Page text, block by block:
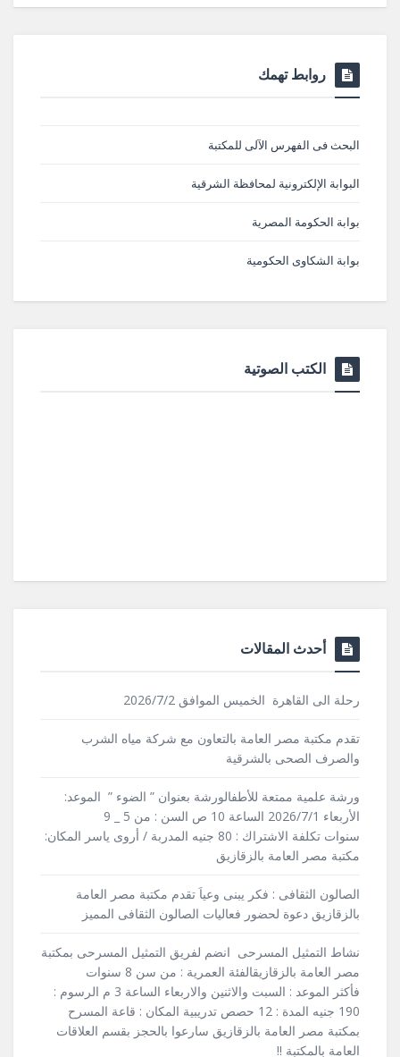
روابط تهمك
البحث فى الفهرس الآلى للمكتبة
البوابة الإلكترونية لمحافظة الشرقية
بوابة الحكومة المصرية
بوابة الشكاوى الحكومية
الكتب الصوتية
أحدث المقالات
رحلة الى القاهرة الخميس الموافق 2026/7/2
تقدم مكتبة مصر العامة بالتعاون مع شركة مياه الشرب
والصرف الصحى بالشرقية
ورشة علمية ممتعة للأطفالورشة بعنوان ” الضوء ” الموعد:
الأربعاء 2026/7/1 الساعة 10 ص السن : من 5 _ 9
سنوات تكلفة الاشتراك : 80 جنيه المدربة / أروى ياسر المكان:
مكتبة مصر العامة بالزقازيق
الصالون الثقافى : فكر يبنى وعياَ تقدم مكتبة مصر العامة
بالزقازيق دعوة لحضور فعاليات الصالون الثقافى المميز
نشاط التمثيل المسرحى انضم لفريق التمثيل المسرحى بمكتبة
مصر العامة بالزقازيقالفئة العمرية : من سن 8 سنوات
فأكثر الموعد : السبت والاثنين والاربعاء الساعة 3 م الرسوم :
190 جنيه المدة : 12 حصص تدريبية المكان : قاعة المسرح
بمكتبة مصر العامة بالزقازيق سارعوا بالحجز بقسم العلاقات
العامة بالمكتبة !!